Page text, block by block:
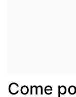
Come